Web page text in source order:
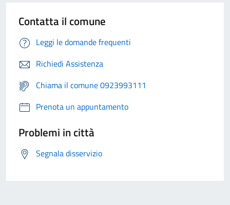
Contatta il comune
Leggi le domande frequenti
Richiedi Assistenza
Chiama il comune 0923993111
Prenota un appuntamento
Problemi in città
Segnala disservizio